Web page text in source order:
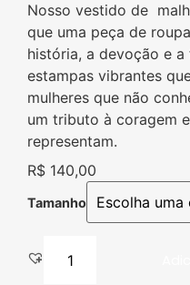
Nosso vestido de
que uma peça de
história, a devoção e
estampas vibrantes
mulheres que não
um tributo à coragem
representam.
R$ 140,00
Tamanho